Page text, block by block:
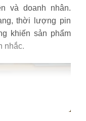
và doanh nhân.
thời lượng pin
khiến sản phẩm
nhắc.